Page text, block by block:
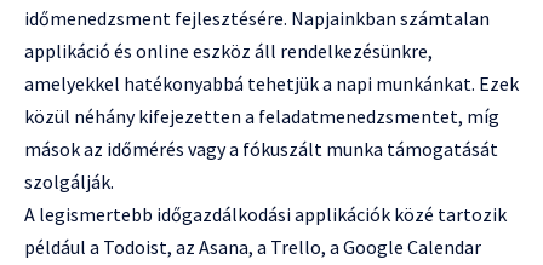
időmenedzsment fejlesztésére. Napjainkban számtalan
applikáció és online eszköz áll rendelkezésünkre,
amelyekkel hatékonyabbá tehetjük a napi munkánkat. Ezek
közül néhány kifejezetten a feladatmenedzsmentet, míg
mások az időmérés vagy a fókuszált munka támogatását
szolgálják.
A legismertebb időgazdálkodási applikációk közé tartozik
például a Todoist, az Asana, a Trello, a Google Calendar